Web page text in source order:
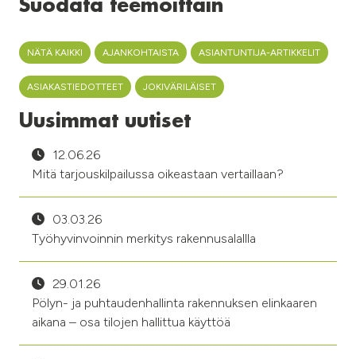
Suodata teemoittain
NÄTÄ KAIKKI AJANKOHTAISTA ASIANTUNTIJA-ARTIKKELIT
ASIAKASTIEDOTTEET JOKIVÄRILÄISET
Uusimmat uutiset
12.06.26
Mitä tarjouskilpailussa oikeastaan vertaillaan?
03.03.26
Työhyvinvoinnin merkitys rakennusalallla
29.01.26
Pölyn- ja puhtaudenhallinta rakennuksen elinkaaren
aikana – osa tilojen hallittua käyttöä